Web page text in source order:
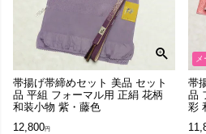
帯揚げ帯締めセット 美品 セット
品 平組 フォーマル用 正絹 花柄
和装小物 紫・藤色
12,800
帯
品
彩